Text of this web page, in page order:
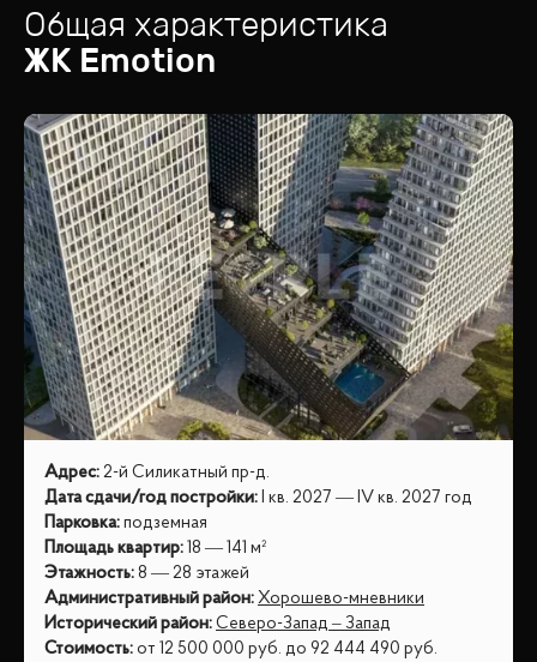
Общая характеристика
ЖК Emotion
Адрес: 2-й Силикатный пр-д.
Дата сдачи/год постройки: I кв. 2027 — IV кв. 2027 год
Парковка: подземная
Площадь квартир: 18 — 141 м²
Этажность: 8 — 28 этажей
Административный район: Хорошево-мневники
Исторический район: Северо-Запад – Запад
Стоимость: от 12 500 000 руб. до 92 444 490 руб.